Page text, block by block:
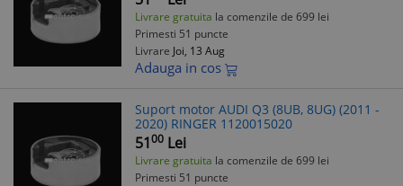
Livrare gratuita la comenzile de 699 lei
Primesti 51 puncte
Livrare Joi, 13 Aug
Adauga in cos
Suport motor AUDI Q3 (8UB, 8UG) (2011 -
2020) RINGER 1120015020
5100 Lei
Livrare gratuita la comenzile de 699 lei
Primesti 51 puncte